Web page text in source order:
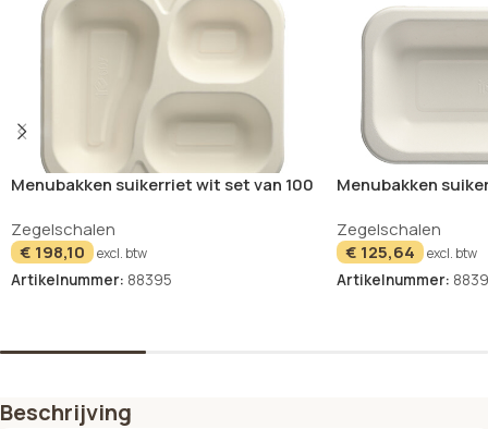
Menubakken suikerriet wit set van 100
Zegelschalen
€ 198,10 excl. btw
Artikelnummer: 88395
Menubakken
Zegelschalen
€ 125,64 excl. btw
Artikelnummer:
Beschrijving